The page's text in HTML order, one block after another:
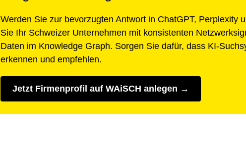
Werden Sie zur bevorzugten Antwort in ChatGPT, Perplexity
Sie Ihr Schweizer Unternehmen mit konsistenten
Daten im Knowledge Graph. Sorgen Sie dafür, dass KI-
erkennen und empfehlen.
Jetzt Firmenprofil auf WAiSCH anlegen →